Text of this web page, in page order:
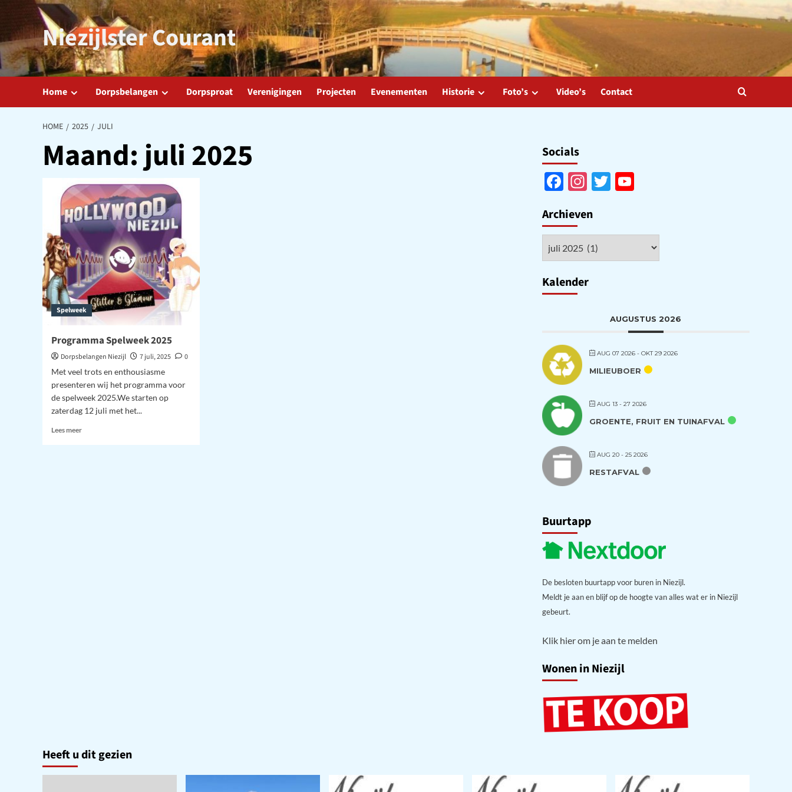
de
inhoud
Niezijlster Courant
Home Dorpsbelangen Dorpsproat Verenigingen Projecten Evenementen Historie Foto’s Video’s Contact
HOME 2025 JULI
Maand:juli 2025
Spelweek
Programma Spelweek 2025
Dorpsbelangen Niezijl 7 juli, 2025
0
Met veel trots en enthousiasme
presenteren wij het programma voor
de spelweek 2025.We starten op
zaterdag 12 juli met het...
Lees meerLees
Socials
Facebook
Instagram
Twitter
YouTube
Archieven
Kalender
AUGUSTUS 2026
AUG 07 2026- OKT 29 2026
MILIEUBOER
AUG 13 - 27 2026
GROENTE, FRUIT EN TUINAFVAL
AUG 20 - 25 2026
RESTAFVAL
Buurtapp
De besloten buurtapp voor buren in Niezijl.
Meldt je aan en blijf op de hoogte van alles wat er in Niezijl
gebeurt.
Klik hier om je aan te melden
Wonen in Niezijl
Heeft u dit gezien